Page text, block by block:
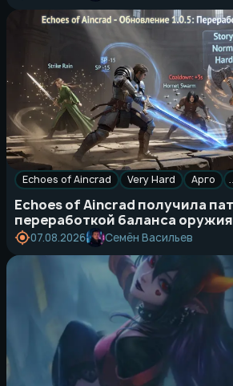
Echoes of Aincrad Very Hard Арго
Echoes of Aincrad получила
переработкой баланса оружия
07.08.2026 Семён Васильев